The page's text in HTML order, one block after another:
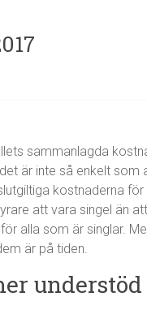
sammanlagda
är inte så enkelt som
kostnaderna
att vara singel än
alla som är singlar.
är på tiden.
understöd